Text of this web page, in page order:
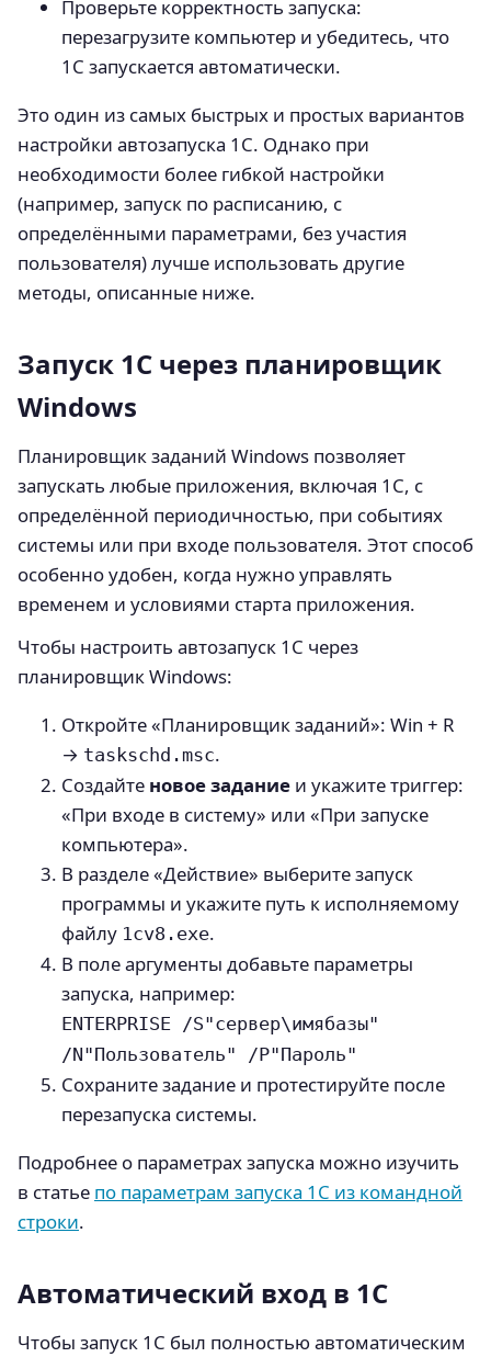
Проверьте корректность запуска:
перезагрузите компьютер и убедитесь, что
1С запускается автоматически.
Это один из самых быстрых и простых вариантов
настройки автозапуска 1С. Однако при
необходимости более гибкой настройки
(например, запуск по расписанию, с
определёнными параметрами, без участия
пользователя) лучше использовать другие
методы, описанные ниже.
Запуск 1С через планировщик
Windows
Планировщик заданий Windows позволяет
запускать любые приложения, включая 1С, с
определённой периодичностью, при событиях
системы или при входе пользователя. Этот способ
особенно удобен, когда нужно управлять
временем и условиями старта приложения.
Чтобы настроить автозапуск 1С через
планировщик Windows:
Откройте «Планировщик заданий»: Win + R
→ taskschd.msc.
Создайте новое задание и укажите триггер:
«При входе в систему» или «При запуске
компьютера».
В разделе «Действие» выберите запуск
программы и укажите путь к исполняемому
файлу 1cv8.exe.
В поле аргументы добавьте параметры
запуска, например:
ENTERPRISE /S"сервер\имябазы"
/N"Пользователь" /P"Пароль"
Сохраните задание и протестируйте после
перезапуска системы.
Подробнее о параметрах запуска можно изучить
в статье по параметрам запуска 1С из командной
строки.
Автоматический вход в 1С
Чтобы запуск 1С был полностью автоматическим